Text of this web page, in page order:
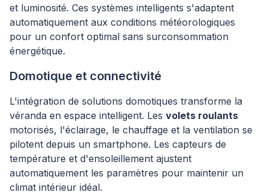
et luminosité. Ces systèmes intelligents s'adaptent
automatiquement aux conditions météorologiques
pour un confort optimal sans surconsommation
énergétique.
Domotique et connectivité
L'intégration de solutions domotiques transforme la
véranda en espace intelligent. Les volets roulants
motorisés, l'éclairage, le chauffage et la ventilation se
pilotent depuis un smartphone. Les capteurs de
température et d'ensoleillement ajustent
automatiquement les paramètres pour maintenir un
climat intérieur idéal.